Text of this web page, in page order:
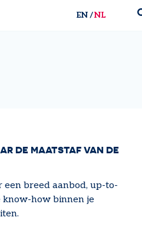
EN NL
DE MAATSTAF VAN DE
een breed aanbod, up-to-
know-how binnen je